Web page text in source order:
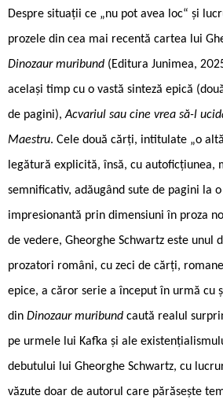
Despre situații ce „nu pot avea loc“ și
prozele din cea mai recentă cartea lui
Dinozaur muribund (Editura Junimea,
același timp cu o vastă sinteză epică
de pagini),Acvariul sau cine vrea să-l
Maestru. Cele două cărți, intitulate „o
legătură explicită, însă, cu autoficțiunea,
semnificativ, adăugând sute de pagini la
impresionantă prin dimensiuni în proza
de vedere, Gheorghe Schwartz este unul
prozatori români, cu zeci de cărți,
epice, a căror serie a început în urmă cu
din Dinozaur muribund caută realul
pe urmele lui Kafka și ale
debutului lui Gheorghe Schwartz, cu
văzute doar de autorul care părăsește